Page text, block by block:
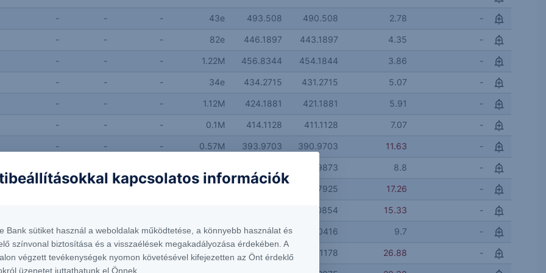
- - - 43e 493.508 490.508 2.78 -
- - - 82e 446.1897 443.1897 4.35 -
- - - 1.22M 456.8344 454.1844 3.86 -
- - - 34e 434.2715 431.2715 5.07 -
- - - 1.12M 424.1881 421.1881 5.91 -
- - - 0.1M 414.1128 411.1128 7.07 -
- - - 0.57M 393.9703 390.9703 11.63 -
400.9873 8.8 -
380.7925 17.26 -
1.0854 15.33 -
- - - 0.35M 1.0366 1.0416 9.7 -
- - 0.2M 1.1128 1.1178 26.88 -
kapcsolatos információk
Bank sütiket használ a weboldalak működtetése, a könnyebb használat és
színvonal biztosítása és a visszaélések megakadályozása érdekében. A
végzett tevékenységek nyomon követésével kifejezetten az Önt érdeklő
üzenetet juttathatunk el Önnek.